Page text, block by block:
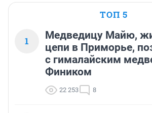
ТОП 5
1
Медведицу Майю,
цепи в Приморье,
с гималайским
Фиником
22 253 8